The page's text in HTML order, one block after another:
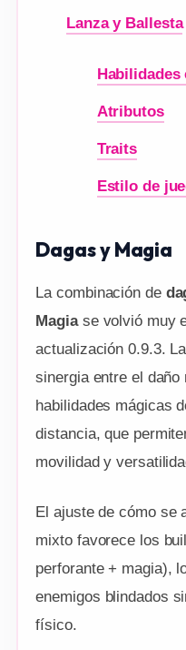
Lanza y Ballesta
Habilidades
Atributos
Traits
Estilo de
Dagas y Magia
La combinación de
Magiase volvió muy
actualización 0.9.3.
sinergia entre el
habilidades mágicas
distancia, que
movilidad y
El ajuste de cómo se
mixto favorece los
perforante + magia),
enemigos blindados
físico.